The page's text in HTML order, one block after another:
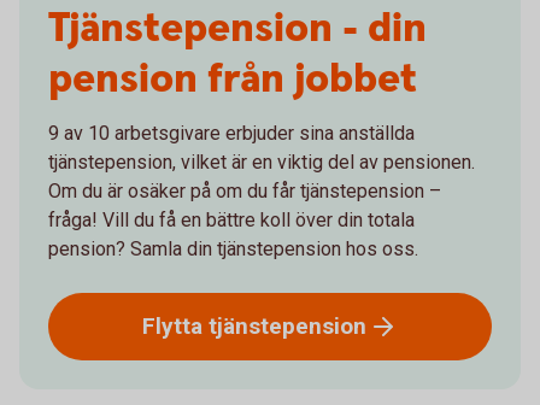
Tjänstepension - din
pension från jobbet
9 av 10 arbetsgivare erbjuder sina anställda
tjänstepension, vilket är en viktig del av pensionen.
Om du är osäker på om du får tjänstepension –
fråga! Vill du få en bättre koll över din totala
pension? Samla din tjänstepension hos oss.
Flytta tjänstepension